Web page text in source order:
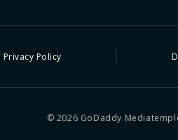
Privacy Policy
© 2026 GoDaddy